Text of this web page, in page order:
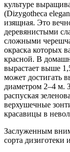
культуре
(Dizygotheca
изящная. Это
деревянистыми
сложными
окраска которых
красной. В
вырастает выше
может достигать
диаметром 2–4 м.
распуская
верхушечные
красавицы в
Заслуженным
сорта дизиготеки